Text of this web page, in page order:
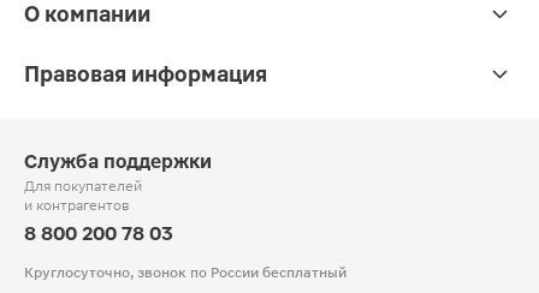
О компании
Правовая информация
Служба поддержки
Для покупателей
и контрагентов
8 800 200 78 03
Круглосуточно, звонок по России бесплатный